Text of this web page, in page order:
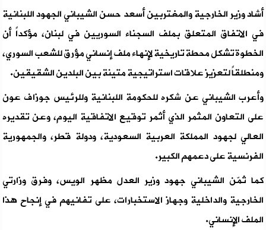
أشاد وزير الخارجية والمغتربين أسعد حسن الشيباني الجهود اللبنانية
في الاتفاق المتعلق بملف السجناء السوريين في لبنان، مؤكداً أن
الخطوة تشكل محطة تاريخية لإنهاء ملف إنساني مؤرق للشعب السوري،
ومنطلقاً لتعزيز علاقات استراتيجية متينة بين البلدين الشقيقين.
وأعرب الشيباني عن شكره للحكومة اللبنانية وللرئيس جوزاف عون
على التعاون المثمر الذي أثمر توقيع الاتفاقية اليوم، وعن تقديره
العالي لجهود المملكة العربية السعودية، ودولة قطر، والجمهورية
الفرنسية على دعمهم الكبير.
كما ثمّن الشيباني جهود وزير العدل مظهر الويس، وفرق وزارتي
الخارجية والداخلية وجهاز الاستخبارات، على تفانيهم في إنجاح هذا
الملف الإنساني.